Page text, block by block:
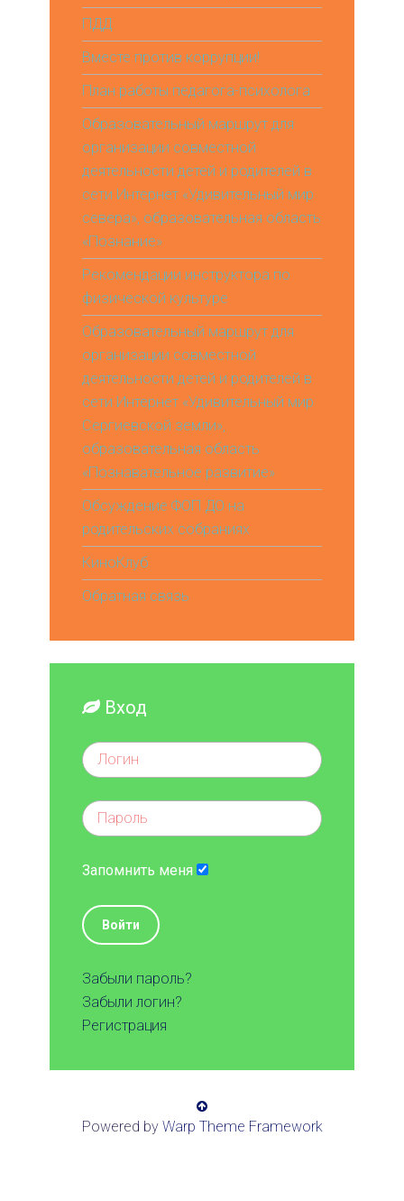
ПДД
Вместе против коррупции!
План работы педагога-психолога
Образовательный маршрут для
организации совместной
деятельности детей и родителей в
сети Интернет «Удивительный мир
севера», образовательная область
«Познание»
Рекомендации инструктора по
физической культуре
Образовательный маршрут для
организации совместной
деятельности детей и родителей в
сети Интернет «Удивительный мир
Сергиевской земли»,
образовательная область
«Познавательное развитие»
Обсуждение ФОП ДО на
родительских собраниях
КиноКлуб
Обратная связь
Вход
Запомнить меня
Войти
Забыли пароль?
Забыли логин?
Регистрация
Powered by Warp Theme Framework